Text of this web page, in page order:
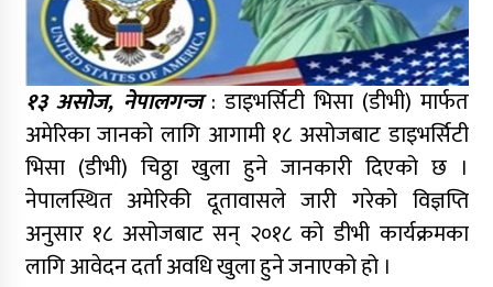
१३ असोज, नेपालगन्ज: डाइभर्सिटी भिसा (डीभी) मार्फत
अमेरिका जानको लागि आगामी १८ असोजबाट डाइभर्सिटी
भिसा (डीभी) चिठ्ठा खुला हुने जानकारी दिएको छ ।
नेपालस्थित अमेरिकी दूतावासले जारी गरेको विज्ञप्ति
अनुसार १८ असोजबाट सन् २०१८ को डीभी कार्यक्रमका
लागि आवेदन दर्ता अवधि खुला हुने जनाएको हो ।